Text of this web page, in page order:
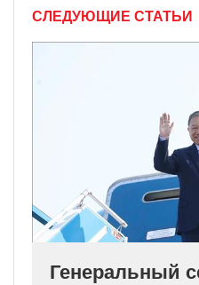
СЛЕДУЮЩИЕ СТАТЬИ
Генеральный